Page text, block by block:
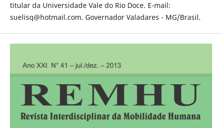
titular da Universidade Vale do Rio Doce. E-mail:
suelisq@hotmail.com. Governador Valadares - MG/Brasil.